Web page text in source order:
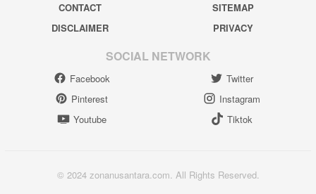
CONTACT
SITEMAP
DISCLAIMER
PRIVACY
SOCIAL NETWORK
Facebook
Twitter
Pinterest
Instagram
Youtube
Tiktok
© 2024 zonanusantara.com. All Rights Reserved.